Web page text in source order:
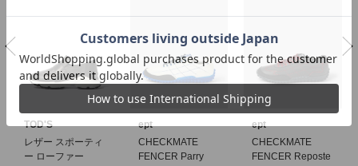
せていただいております。予めご了承ください。
TOD'S
レザー スポーティ
ー ローファー
ept
CHECKMATE
FENCER Parry
ept
CHECKMATE
FENCER Reposte